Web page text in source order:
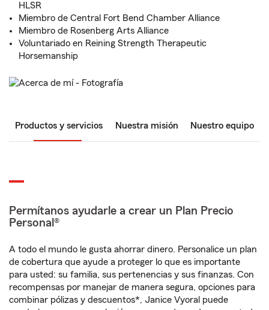
HLSR
Miembro de Central Fort Bend Chamber Alliance
Miembro de Rosenberg Arts Alliance
Voluntariado en Reining Strength Therapeutic
Horsemanship
Productos y servicios Nuestra misión Nuestro equipo
Permítanos ayudarle a crear un Plan Precio
Personal®
A todo el mundo le gusta ahorrar dinero. Personalice un plan
de cobertura que ayude a proteger lo que es importante
para usted: su familia, sus pertenencias y sus finanzas. Con
recompensas por manejar de manera segura, opciones para
combinar pólizas y descuentos*, Janice Vyoral puede